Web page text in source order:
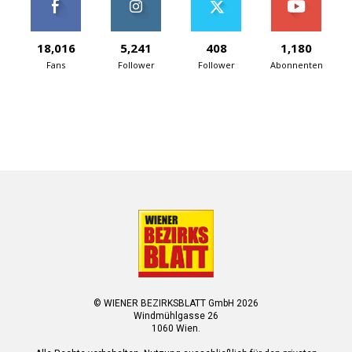
18,016
Fans
5,241
Follower
408
Follower
1,180
Abonnenten
© WIENER BEZIRKSBLATT GmbH 2026
Windmühlgasse 26
1060 Wien.